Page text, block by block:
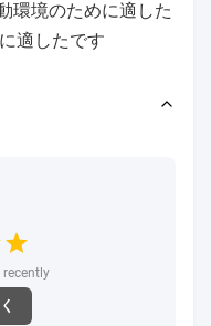
環境のために適した
適したです
recently